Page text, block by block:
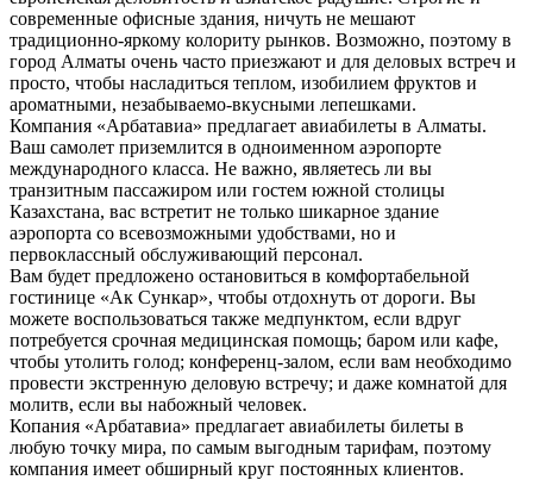
современные офисные здания, ничуть не мешают
традиционно-яркому колориту рынков. Возможно, поэтому в
город Алматы очень часто приезжают и для деловых встреч и
просто, чтобы насладиться теплом, изобилием фруктов и
ароматными, незабываемо-вкусными лепешками.
Компания «Арбатавиа» предлагает авиабилеты в Алматы.
Ваш самолет приземлится в одноименном аэропорте
международного класса. Не важно, являетесь ли вы
транзитным пассажиром или гостем южной столицы
Казахстана, вас встретит не только шикарное здание
аэропорта со всевозможными удобствами, но и
первоклассный обслуживающий персонал.
Вам будет предложено остановиться в комфортабельной
гостинице «Ак Сункар», чтобы отдохнуть от дороги. Вы
можете воспользоваться также медпунктом, если вдруг
потребуется срочная медицинская помощь; баром или кафе,
чтобы утолить голод; конференц-залом, если вам необходимо
провести экстренную деловую встречу; и даже комнатой для
молитв, если вы набожный человек.
Копания «Арбатавиа» предлагает авиабилеты билеты в
любую точку мира, по самым выгодным тарифам, поэтому
компания имеет обширный круг постоянных клиентов.